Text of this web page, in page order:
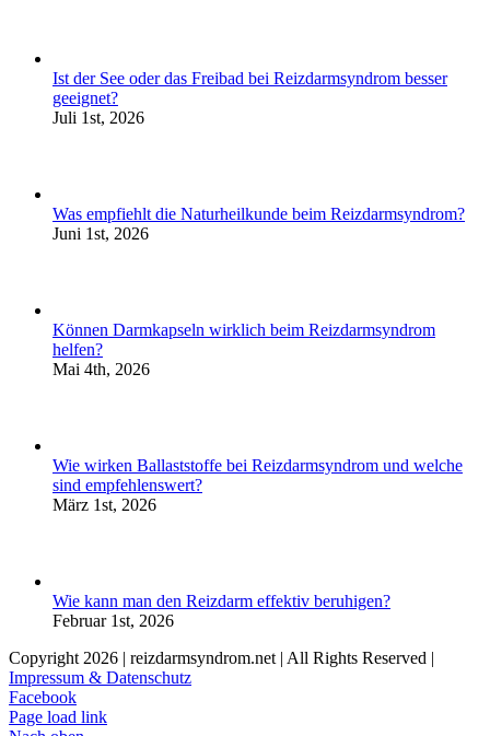
Ist der See oder das Freibad bei Reizdarmsyndrom besser
geeignet?
Juli 1st, 2026
Was empfiehlt die Naturheilkunde beim Reizdarmsyndrom?
Juni 1st, 2026
Können Darmkapseln wirklich beim Reizdarmsyndrom
helfen?
Mai 4th, 2026
Wie wirken Ballaststoffe bei Reizdarmsyndrom und welche
sind empfehlenswert?
März 1st, 2026
Wie kann man den Reizdarm effektiv beruhigen?
Februar 1st, 2026
Copyright 2026 | reizdarmsyndrom.net | All Rights Reserved |
Impressum & Datenschutz
Facebook
Page load link